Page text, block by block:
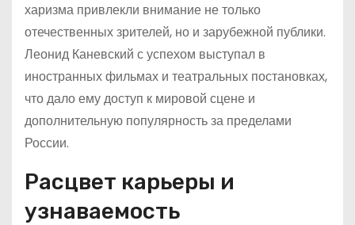
харизма привлекли внимание не только
отечественных зрителей, но и зарубежной публики.
Леонид Каневский с успехом выступал в
иностранных фильмах и театральных постановках,
что дало ему доступ к мировой сцене и
дополнительную популярность за пределами
России.
Расцвет карьеры и
узнаваемость